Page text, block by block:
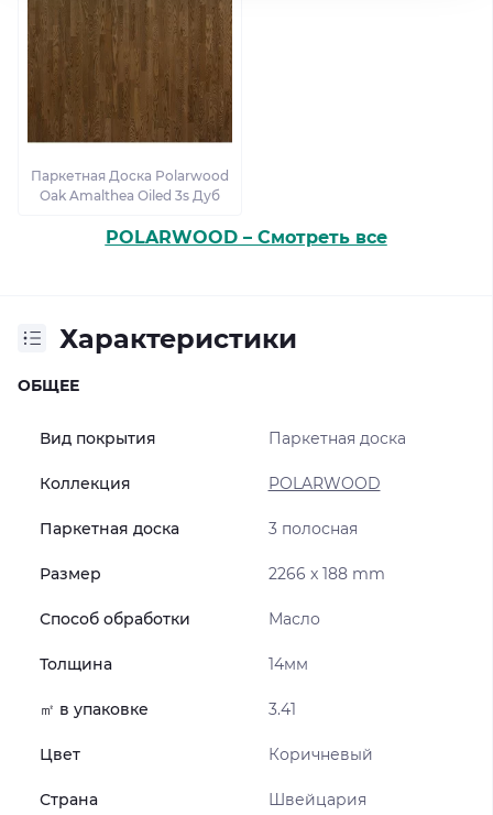
Паркетная Доска Polarwood
Oak Amalthea Oiled 3s Дуб
POLARWOOD – Смотреть все
Характеристики
ОБЩЕЕ
Вид покрытия Паркетная доска
Коллекция POLARWOOD
Паркетная доска 3 полосная
Размер 2266 x 188 mm
Способ обработки Масло
Толщина 14мм
㎡ в упаковке 3.41
Цвет Коричневый
Страна Швейцария